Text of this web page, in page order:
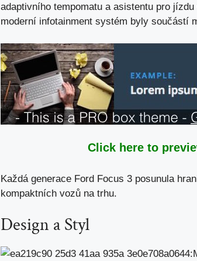
adaptivního tempomatu a asistentu pro
moderní infotainment systém byly součástí
Click here to
Každá generace Ford Focus 3 posunula
kompaktních vozů na trhu.
Design a Styl